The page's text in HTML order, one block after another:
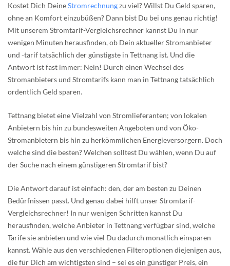
Kostet Dich DeineStromrechnungzu viel? Willst Du Geld sparen,
ohne an Komfort einzubüßen? Dann bist Du bei uns genau richtig!
Mit unserem Stromtarif-Vergleichsrechner kannst Du in nur
wenigen Minuten herausfinden, ob Dein aktueller Stromanbieter
und -tarif tatsächlich der günstigste in Tettnang ist. Und die
Antwort ist fast immer: Nein! Durch einen Wechsel des
Stromanbieters und Stromtarifs kann man in Tettnang tatsächlich
ordentlich Geld sparen.
Tettnang bietet eine Vielzahl von Stromlieferanten; von lokalen
Anbietern bis hin zu bundesweiten Angeboten und von Öko-
Stromanbietern bis hin zu herkömmlichen Energieversorgern. Doch
welche sind die besten? Welchen solltest Du wählen, wenn Du auf
der Suche nach einem günstigeren Stromtarif bist?
Die Antwort darauf ist einfach: den, der am besten zu Deinen
Bedürfnissen passt. Und genau dabei hilft unser Stromtarif-
Vergleichsrechner! In nur wenigen Schritten kannst Du
herausfinden, welche Anbieter in Tettnang verfügbar sind, welche
Tarife sie anbieten und wie viel Du dadurch monatlich einsparen
kannst. Wähle aus den verschiedenen Filteroptionen diejenigen aus,
die für Dich am wichtigsten sind – sei es ein günstiger Preis, ein